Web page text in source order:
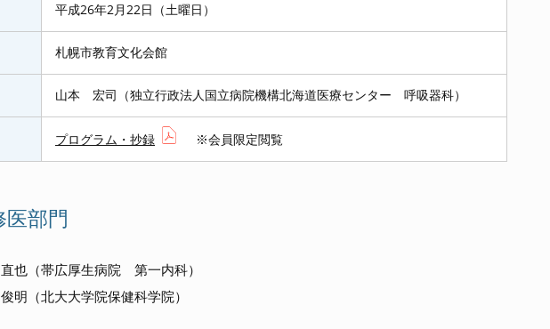
平成26年2月22日（土曜日）
札幌市教育文化会館
山本 宏司（独立行政法人国立病院機構北海道医療センター 呼吸器科）
プログラム・抄録 ※会員限定閲覧
部門
也（帯広厚生病院 第一内科）
明（北大大学院保健科学院）